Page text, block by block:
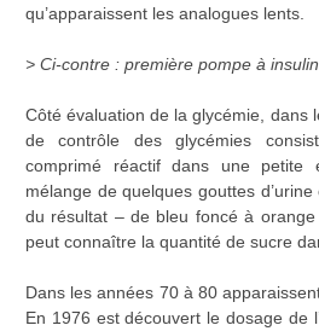
qu’apparaissent les analogues lents.
> Ci-contre : première pompe à
Côté évaluation de la glycémie, dans
de contrôle des glycémies
comprimé réactif dans une petite
mélange de quelques gouttes
du résultat – de bleu foncé à
peut connaître la quantité de sucre
Dans les années 70 à 80
En 1976 est découvert le dosage de